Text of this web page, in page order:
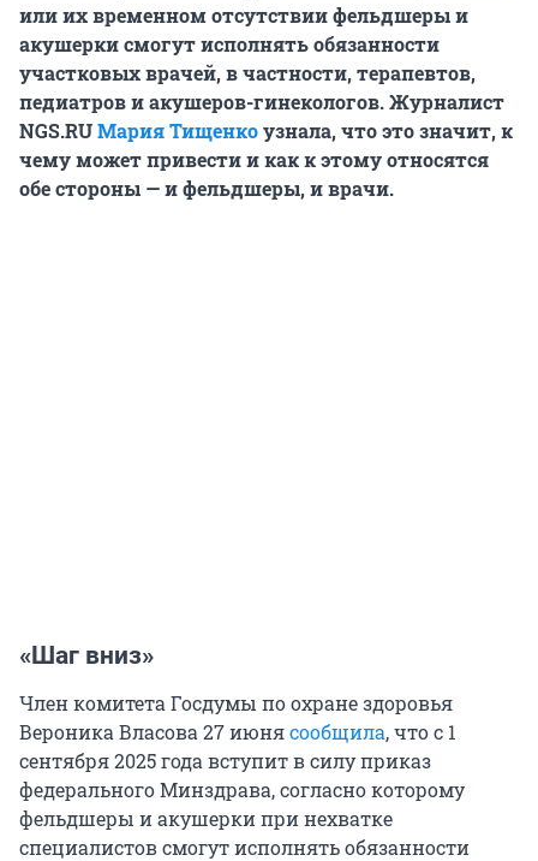
или их временном отсутствии фельдшеры и
акушерки смогут исполнять обязанности
участковых врачей, в частности, терапевтов,
педиатров и акушеров-гинекологов. Журналист
NGS.RUМария Тищенкоузнала, что это значит, к
чему может привести и как к этому относятся
обе стороны — и фельдшеры, и врачи.
«Шаг вниз»
Член комитета Госдумы по охране здоровья
Вероника Власова 27 июнясообщила, что с 1
сентября 2025 года вступит в силу приказ
федерального Минздрава, согласно которому
фельдшеры и акушерки при нехватке
специалистов смогут исполнять обязанности